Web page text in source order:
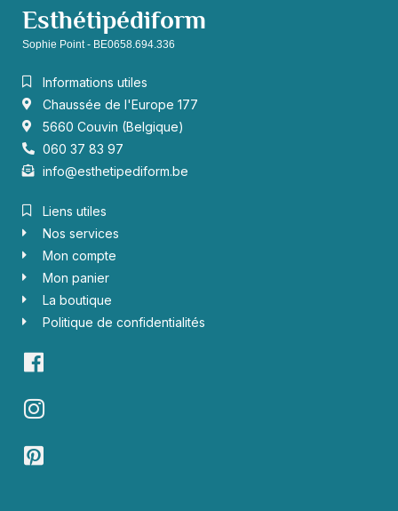
Esthétipédiform
Sophie Point - BE0658.694.336
Informations utiles
Chaussée de l'Europe 177
5660 Couvin (Belgique)
060 37 83 97
info@esthetipediform.be
Liens utiles
Nos services
Mon compte
Mon panier
La boutique
Politique de confidentialités